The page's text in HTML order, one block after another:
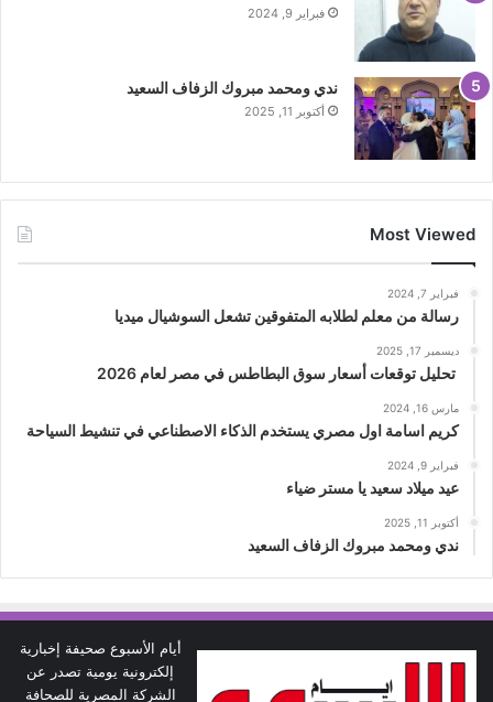
فبراير 9, 2024
ندي ومحمد مبروك الزفاف السعيد
أكتوبر 11, 2025
Most Viewed
فبراير 7, 2024
رسالة من معلم لطلابه المتفوقين تشعل السوشيال ميديا
ديسمبر 17, 2025
تحليل توقعات أسعار سوق البطاطس في مصر لعام 2026
مارس 16, 2024
كريم اسامة اول مصري يستخدم الذكاء الاصطناعي في تنشيط السياحة
فبراير 9, 2024
عيد ميلاد سعيد يا مستر ضياء
أكتوبر 11, 2025
ندي ومحمد مبروك الزفاف السعيد
أيام الأسبوع صحيفة إخبارية
إلكترونية يومية تصدر عن
الشركة المصرية للصحافة